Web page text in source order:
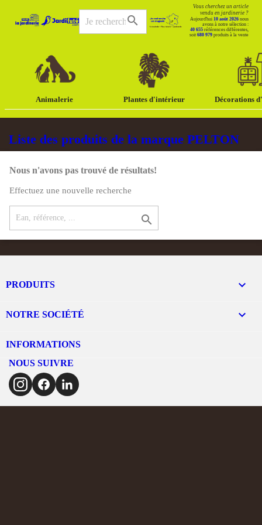
search
Vous cherchez un article
vendu en jardinerie ?
Aujourd'hui 10 août 2026 nous
avons à notre sélection :
40 655 références différentes,
soit 680 979 produits à la vente
Animalerie Plantes d'intérieur Décorations
Liste des produits de la marque PELTON
Nous n'avons pas trouvé de résultats!
Effectuez une nouvelle recherche

PRODUITS 
NOTRE SOCIÉTÉ 
INFORMATIONS
NOUS SUIVRE